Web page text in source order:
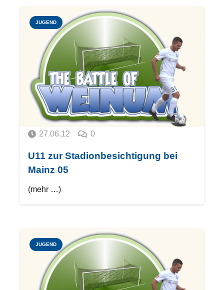
JUGEND
27.06.12 0
U11 zur Stadionbesichtigung bei
Mainz 05
(mehr …)
JUGEND